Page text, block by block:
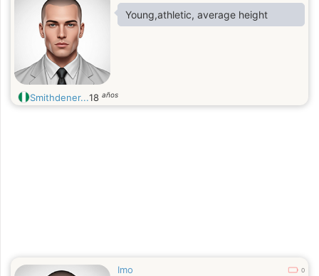
Young,athletic, average height
Smithdener...18 años
Imo 0